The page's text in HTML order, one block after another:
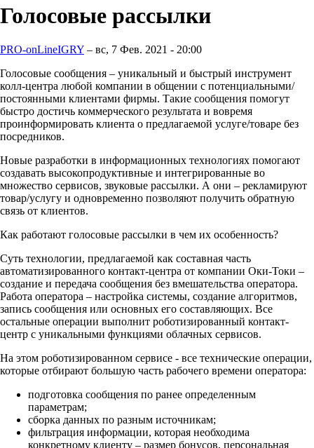
Голосовые рассылки
PRO-onLineIGRY – вс, 7 Фев. 2021 - 20:00
Голосовые сообщения – уникальный и быстрый инструмент
колл-центра любой компании в общении с потенциальными/
постоянными клиентами фирмы. Такие сообщения помогут
быстро достичь коммерческого результата и вовремя
проинформировать клиента о предлагаемой услуге/товаре без
посредников.
Новые разработки в информационных технологиях помогают
создавать высокопродуктивные и интегрированные во
множество сервисов, звуковые рассылки. А они – рекламируют
товар/услугу и одновременно позволяют получить обратную
связь от клиентов.
Как работают голосовые рассылки в чем их особенность?
Суть технологии, предлагаемой как составная часть
автоматизированного контакт-центра от компании Оки-Токи –
создание и передача сообщения без вмешательства оператора.
Работа оператора – настройка системы, создание алгоритмов,
запись сообщения или основных его составляющих. Все
остальные операции выполнит роботизированный контакт-
центр с уникальными функциями облачных сервисов.
На этом роботизированном сервисе - все технические операции,
которые отбирают большую часть рабочего времени оператора:
подготовка сообщения по ранее определенным
параметрам;
сборка данных по разным источникам;
фильтрация информации, которая необходима
конкретному клиенту – размер бонусов, персональная